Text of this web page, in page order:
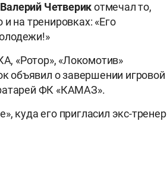
Валерий Четверикотмечал то,
на тренировках: «Его
«Ротор», «Локомотив»
объявил о завершении игровой
ФК «КАМАЗ».
куда его пригласил экс-тренер